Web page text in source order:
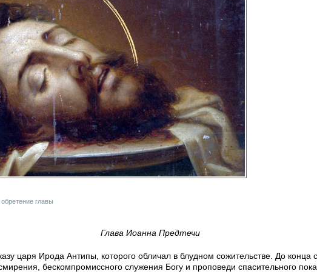
главы
Глава Иоанна Предтечи
царя Ирода Антипы, которого обличал в блудном сожительстве. До конца
бескомпромиссного служения Богу и проповеди спасительного